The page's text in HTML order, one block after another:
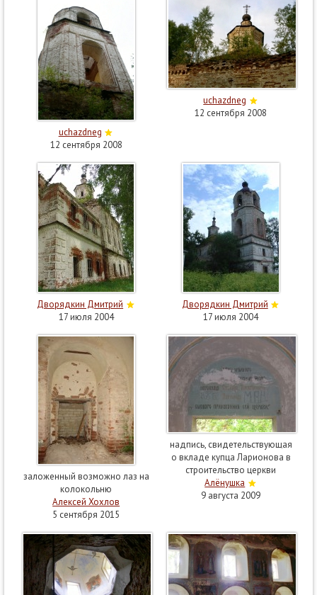
uchazdneg
12 сентября 2008
uchazdneg
12 сентября 2008
Дворядкин Дмитрий
17 июля 2004
Дворядкин Дмитрий
17 июля 2004
заложенный возможно лаз на
колокольню
Алексей Хохлов
5 сентября 2015
надпись, свидетельствующая
о вкладе купца Ларионова в
строительство церкви
Алёнушка
9 августа 2009